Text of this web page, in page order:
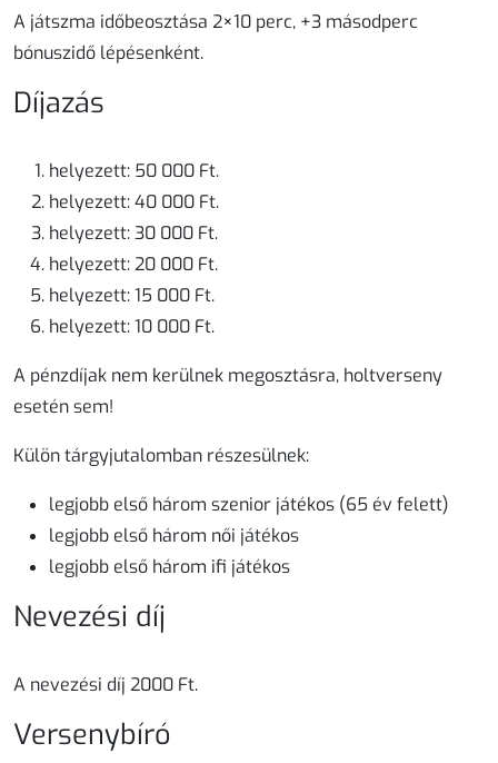
A játszma időbeosztása 2×10 perc, +3 másodperc
bónuszidő lépésenként.
Díjazás
helyezett: 50 000 Ft.
helyezett:40 000 Ft.
helyezett:30 000 Ft.
helyezett:20 000 Ft.
helyezett:15 000 Ft.
helyezett:10 000 Ft.
A pénzdíjak nem kerülnek megosztásra, holtverseny
esetén sem!
Külön tárgyjutalomban részesülnek:
legjobb első három szenior játékos (65 év felett)
legjobb első három női játékos
legjobb első három ifi játékos
Nevezési díj
A nevezési díj 2000 Ft.
Versenybíró